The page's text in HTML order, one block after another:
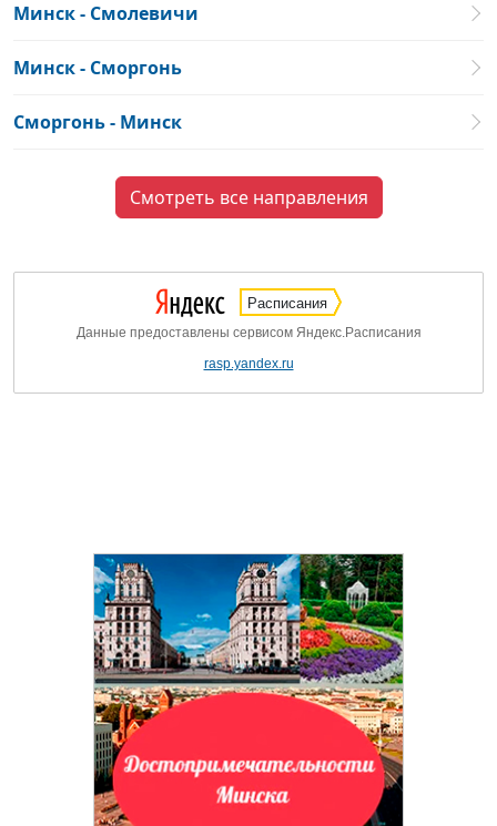
Минск - Смолевичи
Минск - Сморгонь
Сморгонь - Минск
Смотреть все направления
Расписания
Данные предоставлены сервисом Яндекс.Расписания
rasp.yandex.ru